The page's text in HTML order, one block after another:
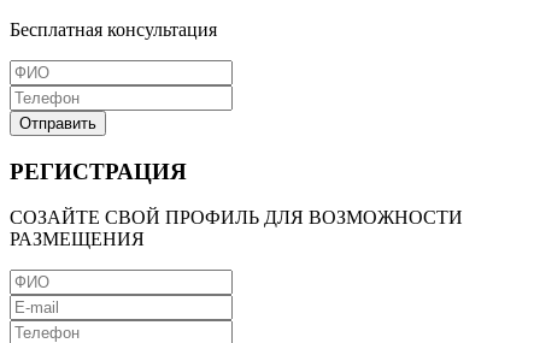
Бесплатная консультация
Отправить
РЕГИСТРАЦИЯ
СОЗАЙТЕ СВОЙ ПРОФИЛЬ ДЛЯ ВОЗМОЖНОСТИ
РАЗМЕЩЕНИЯ